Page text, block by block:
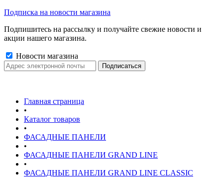
Подписка на новости магазина
Подпишитесь на рассылку и получайте свежие новости и
акции нашего магазина.
Новости магазина
Главная страница
•
Каталог товаров
•
ФАСАДНЫЕ ПАНЕЛИ
•
ФАСАДНЫЕ ПАНЕЛИ GRAND LINE
•
ФАСАДНЫЕ ПАНЕЛИ GRAND LINE CLASSIC